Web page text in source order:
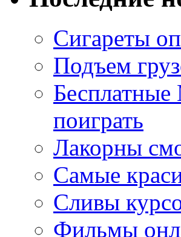
Сигареты
Подъем
поиграть
Лакорны
Самые
Сливы
Фильмы